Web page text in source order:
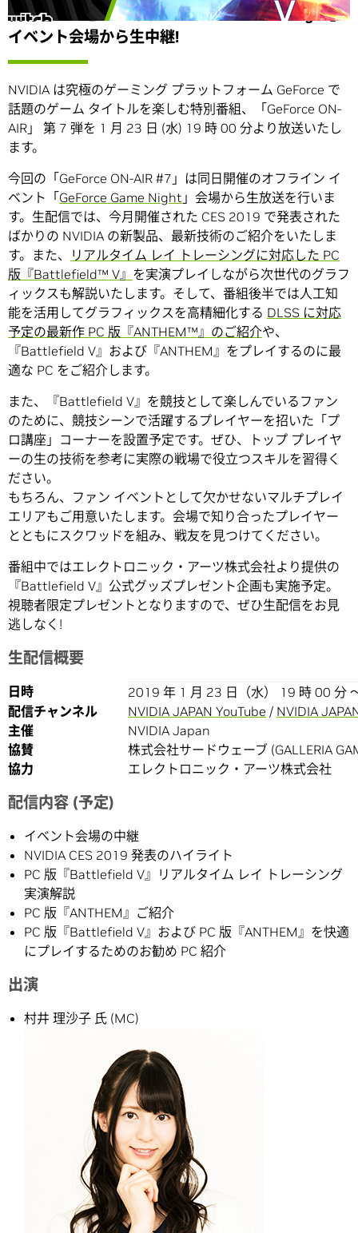
視聴者プレゼントあり!「GeForce Game Night」
イベント会場から生中継!
NVIDIA は究極のゲーミング プラットフォーム GeForce で
話題のゲーム タイトルを楽しむ特別番組、「GeForce ON-
AIR」 第 7 弾を 1 月 23 日 (水) 19 時 00 分より放送いたし
ます。
今回の「GeForce ON-AIR #7」は同日開催のオフライン イ
ベント「GeForce Game Night 」会場から生放送を行いま
す。生配信では、今月開催された CES 2019 で発表された
ばかりの NVIDIA の新製品、最新技術のご紹介をいたしま
す。また、
リアルタイム レイ トレーシングに対応した PC
版『Battlefield™ V』 を実演プレイしながら次世代のグラフ
ィックスも解説いたします。そして、番組後半では人工知
能を活用してグラフィックスを高精細化する DLSS に対応
予定の最新作 PC 版『ANTHEM™』のご紹介や、
『Battlefield V』および『ANTHEM』をプレイするのに最
適な PC をご紹介します。
また、『Battlefield V』を競技として楽しんでいるファン
のために、競技シーンで活躍するプレイヤーを招いた「プ
ロ講座」コーナーを設置予定です。ぜひ、トップ プレイヤ
ーの生の技術を参考に実際の戦場で役立つスキルを習得く
ださい。
もちろん、ファン イベントとして欠かせないマルチプレイ
エリアもご用意いたします。会場で知り合ったプレイヤー
とともにスクワッドを組み、戦友を見つけてください。
番組中ではエレクトロニック・アーツ株式会社より提供の
『Battlefield V』公式グッズプレゼント企画も実施予定。
視聴者限定プレゼントとなりますので、ぜひ生配信をお見
逃しなく!
生配信概要
日時
2019 年 1 月 23 日（水） 19 時 00 分
配信チャンネル
NVIDIA JAPAN YouTube / NVIDIA
主催
NVIDIA Japan
協賛
株式会社サードウェーブ (GALLERIA
協力
エレクトロニック・アーツ株式会社
配信内容 (予定)
イベント会場の中継
NVIDIA CES 2019 発表のハイライト
PC 版『Battlefield V』リアルタイム レイ トレーシング
実演解説
PC 版『ANTHEM』ご紹介
PC 版『Battlefield V』および PC 版『ANTHEM』を快適
にプレイするためのお勧め PC 紹介
出演
村井 理沙子 氏 (MC)